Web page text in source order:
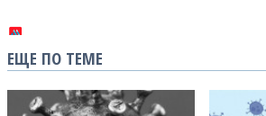
ЕЩЕ ПО ТЕМЕ